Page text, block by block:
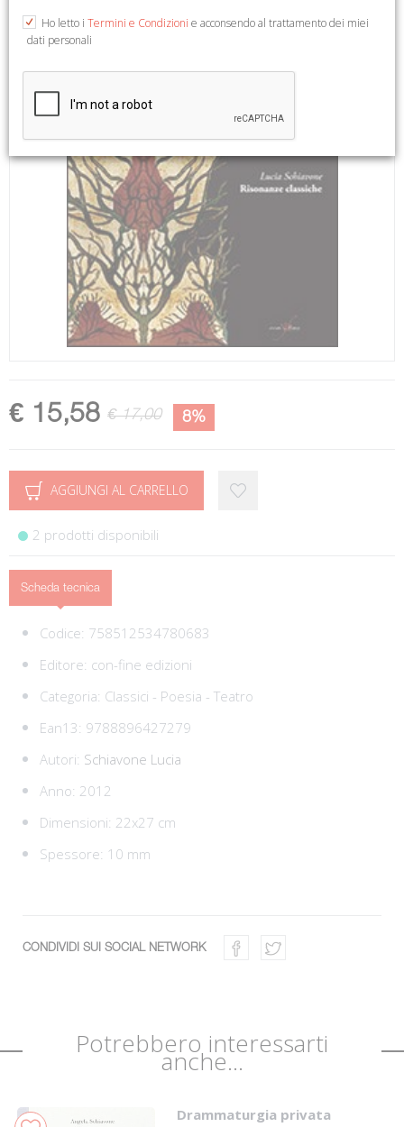
€ 15,58 € 17,00 8%
AGGIUNGI AL CARRELLO
2 prodotti disponibili
Scheda tecnica
Codice: 758512534780683
Editore: con-fine edizioni
Categoria: Classici - Poesia - Teatro
Ean13: 9788896427279
Autori: Schiavone Lucia
Anno: 2012
Dimensioni: 22x27 cm
Spessore: 10 mm
CONDIVIDI SUI SOCIAL NETWORK
Potrebbero interessarti
anche...
Drammaturgia privata
Ho letto i Termini e Condizioni e acconsendo al trattamento dei miei
dati personali